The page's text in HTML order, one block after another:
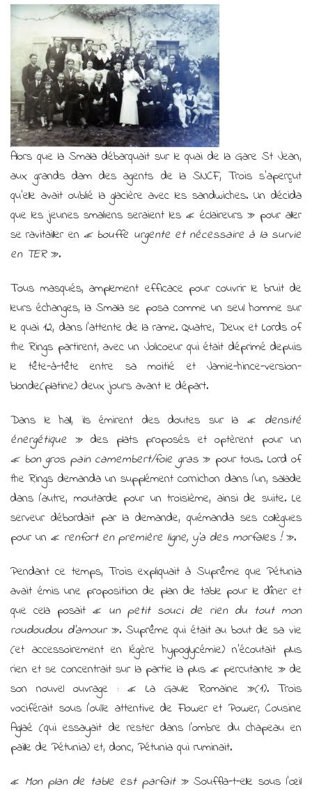
s’en
va
en
vacances
alors
que
les
jeunes/vieux
mariés
se
disputent
plan
de
table !
Alors que la Smala débarquait sur le quai de la Gare St Jean,
aux grands dam des agents de la SNCF, Trois s’aperçut
qu’elle avait oublié la glacière avec les sandwiches. Un décida
que les jeunes smaliens seraient les « éclaireurs » pour aller
se ravitailler en « bouffe urgente et nécessaire à la survie
en TER».
Tous masqués, amplement efficace pour couvrir le bruit de
leurs échanges, la Smala se posa comme un seul homme sur
le quai 12, dans l’attente de la rame. Quatre, Deux et Lords of
the Rings partirent, avec un Jolicoeur qui était déprimé depuis
le tête-à-tête entre sa moitié et Jamie-hince-version-
blonde(platine) deux jours avant le départ.
Dans le hall, ils émirent des doutes sur la « densité
énergétique » des plats proposés et optèrent pour un
« bon gros pain camembert/foie gras » pour tous. Lord of
the Rings demanda un supplément cornichon dans l’un, salade
dans l’autre, moutarde pour un troisième, ainsi de suite. Le
serveur débordait par la demande, quémanda ses collègues
pour un « renfort en première ligne, y’a des morfales !».
Pendant ce temps, Trois expliquait à Suprême que Pétunia
avait émis une proposition de plan de table pour le dîner et
que cela posait « un petit souci de rien du tout mon
roudoudou d’amour ». Suprême qui était au bout de sa vie
(et accessoirement en légère hypoglycémie) n’écoutait plus
rien et se concentrait sur la partie la plus « percutante » de
son nouvel ouvrage : « La Gaule Romaine »(1). Trois
vociférait sous l’ouïe attentive de Flower et Power, Cousine
Aglaé (qui essayait de rester dans l’ombre du chapeau en
paille de Pétunia) et, donc, Pétunia qui ruminait.
« Mon plan de table est parfait» Souffla-t-elle sous l’œil